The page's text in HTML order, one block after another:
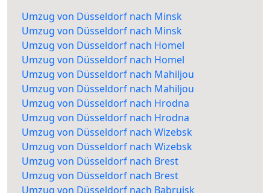
Umzug von Düsseldorf nach Minsk
Umzug von Düsseldorf nach Minsk
Umzug von Düsseldorf nach Homel
Umzug von Düsseldorf nach Homel
Umzug von Düsseldorf nach Mahiljou
Umzug von Düsseldorf nach Mahiljou
Umzug von Düsseldorf nach Hrodna
Umzug von Düsseldorf nach Hrodna
Umzug von Düsseldorf nach Wizebsk
Umzug von Düsseldorf nach Wizebsk
Umzug von Düsseldorf nach Brest
Umzug von Düsseldorf nach Brest
Umzug von Düsseldorf nach Babrujsk